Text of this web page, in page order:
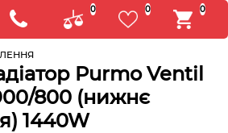
0 0 0
Purmo Ventil
800 (нижнє
1440W